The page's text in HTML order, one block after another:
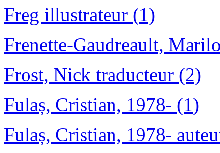
Freg illustrateur (1)
Frenette-Gaudreault,
Frost, Nick traducteur (2)
Fulaș, Cristian, 1978- (1)
Fulaș, Cristian, 1978-